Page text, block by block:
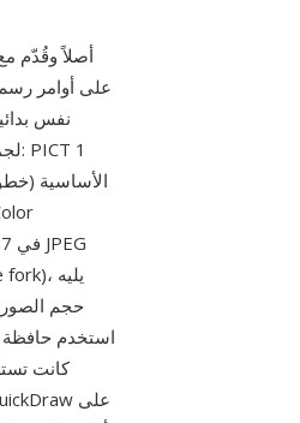
حجم